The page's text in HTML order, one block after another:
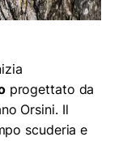
progettato da
Orsini. Il
scuderia e